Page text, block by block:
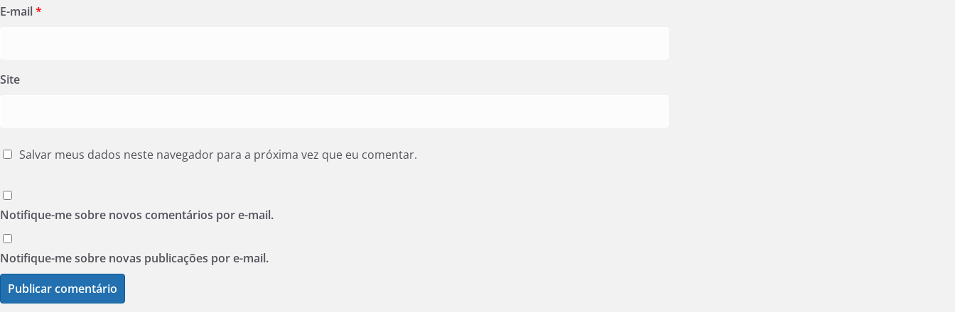
E-mail*
Site
Salvar meus dados neste navegador para a próxima vez que eu comentar.
Notifique-me sobre novos comentários por e-mail.
Notifique-me sobre novas publicações por e-mail.